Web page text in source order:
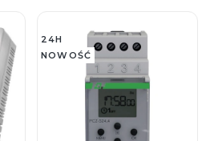
24H
NOWOŚĆ